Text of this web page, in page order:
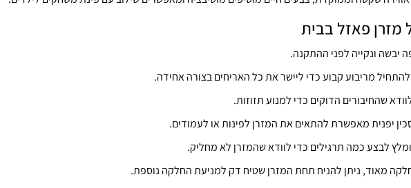
פאזל בבית
יבשה ונקייה לפני ההתקנה.
מריבוע קבוע כדי ליישר את כל האריחים בצורה אחידה.
שהחיבורים הדוקים כדי למנוע תזוזות.
יפנית מאפשרת להתאים את המזרן לפינות או לעמודים.
לבצע כמה תרגילים כדי לוודא שהמזרן לא מחליק.
מאוד, ניתן להניח תחת המזרן שטיח דק למניעת החלקה נוספת.